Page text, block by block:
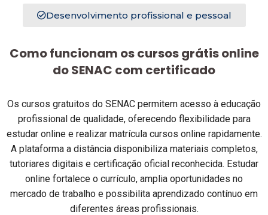
Desenvolvimento profissional e pessoal
Como funcionam os cursos grátis online
do SENAC com certificado
Os cursos gratuitos do SENAC permitem acesso à educação
profissional de qualidade, oferecendo flexibilidade para
estudar online e realizar matrícula cursos online rapidamente.
A plataforma a distância disponibiliza materiais completos,
tutoriares digitais e certificação oficial reconhecida. Estudar
online fortalece o currículo, amplia oportunidades no
mercado de trabalho e possibilita aprendizado contínuo em
diferentes áreas profissionais.